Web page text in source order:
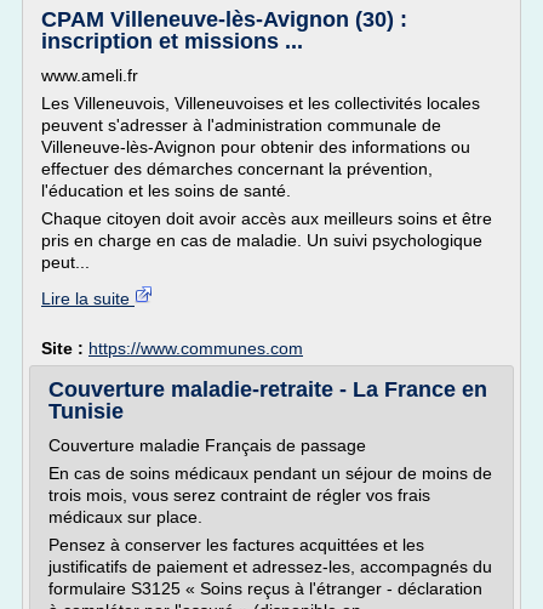
CPAM Villeneuve-lès-Avignon (30) :
inscription et missions ...
www.ameli.fr
Les Villeneuvois, Villeneuvoises et les collectivités locales
peuvent s'adresser à l'administration communale de
Villeneuve-lès-Avignon pour obtenir des informations ou
effectuer des démarches concernant la prévention,
l'éducation et les soins de santé.
Chaque citoyen doit avoir accès aux meilleurs soins et être
pris en charge en cas de maladie. Un suivi psychologique
peut...
Lire la suite
Site : https://www.communes.com
Couverture maladie-retraite - La France en
Tunisie
Couverture maladie Français de passage
En cas de soins médicaux pendant un séjour de moins de
trois mois, vous serez contraint de régler vos frais
médicaux sur place.
Pensez à conserver les factures acquittées et les
justificatifs de paiement et adressez-les, accompagnés du
formulaire S3125 « Soins reçus à l'étranger - déclaration